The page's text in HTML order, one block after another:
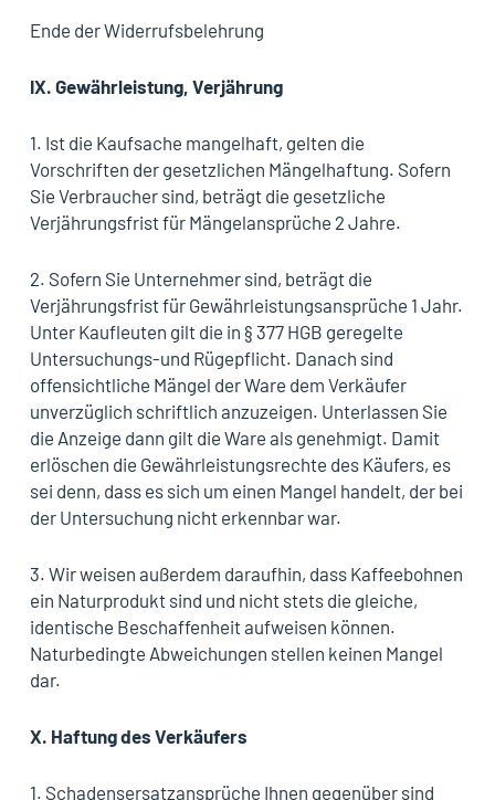
Ende der Widerrufsbelehrung
IX. Gewährleistung, Verjährung
1. Ist die Kaufsache mangelhaft, gelten die
Vorschriften der gesetzlichen Mängelhaftung. Sofern
Sie Verbraucher sind, beträgt die gesetzliche
Verjährungsfrist für Mängelansprüche 2 Jahre.
2. Sofern Sie Unternehmer sind, beträgt die
Verjährungsfrist für Gewährleistungsansprüche 1 Jahr.
Unter Kaufleuten gilt die in § 377 HGB geregelte
Untersuchungs-und Rügepflicht. Danach sind
offensichtliche Mängel der Ware dem Verkäufer
unverzüglich schriftlich anzuzeigen. Unterlassen Sie
die Anzeige dann gilt die Ware als genehmigt. Damit
erlöschen die Gewährleistungsrechte des Käufers, es
sei denn, dass es sich um einen Mangel handelt, der bei
der Untersuchung nicht erkennbar war.
3. Wir weisen außerdem daraufhin, dass Kaffeebohnen
ein Naturprodukt sind und nicht stets die gleiche,
identische Beschaffenheit aufweisen können.
Naturbedingte Abweichungen stellen keinen Mangel
dar.
X. Haftung des Verkäufers
1. Schadensersatzansprüche Ihnen gegenüber sind